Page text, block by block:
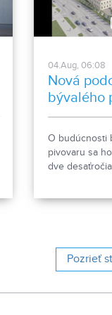
04.Aug, 06:08
Nová
bývalého
O budúcnosti
pivovaru sa
dve
polyfunkčnej
Pozrieť